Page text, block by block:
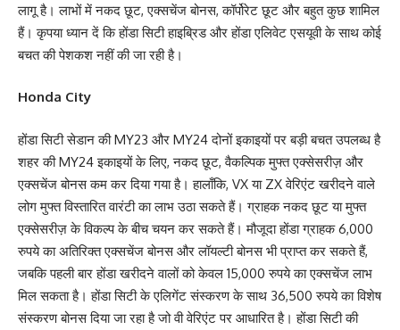
लागू है। लाभों में नकद छूट, एक्सचेंज बोनस, कॉर्पोरेट छूट और बहुत कुछ शामिल
हैं। कृपया ध्यान दें कि होंडा सिटी हाइब्रिड और होंडा एलिवेट एसयूवी के साथ कोई
बचत की पेशकश नहीं की जा रही है।
Honda City
होंडा सिटी सेडान की MY23 और MY24 दोनों इकाइयों पर बड़ी बचत उपलब्ध है
शहर की MY24 इकाइयों के लिए, नकद छूट, वैकल्पिक मुफ्त एक्सेसरीज़ और
एक्सचेंज बोनस कम कर दिया गया है। हालाँकि, VX या ZX वेरिएंट खरीदने वाले
लोग मुफ्त विस्तारित वारंटी का लाभ उठा सकते हैं। ग्राहक नकद छूट या मुफ्त
एक्सेसरीज़ के विकल्प के बीच चयन कर सकते हैं। मौजूदा होंडा ग्राहक 6,000
रुपये का अतिरिक्त एक्सचेंज बोनस और लॉयल्टी बोनस भी प्राप्त कर सकते हैं,
जबकि पहली बार होंडा खरीदने वालों को केवल 15,000 रुपये का एक्सचेंज लाभ
मिल सकता है। होंडा सिटी के एलिगेंट संस्करण के साथ 36,500 रुपये का विशेष
संस्करण बोनस दिया जा रहा है जो वी वेरिएंट पर आधारित है। होंडा सिटी की